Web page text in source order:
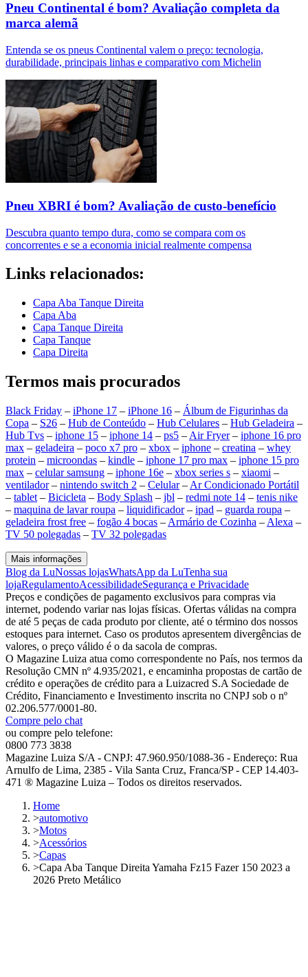
Pneu Continental é bom? Avaliação completa da
marca alemã
Entenda se os pneus Continental valem o preço: tecnologia,
durabilidade, principais linhas e comparativo com Michelin
Pneu XBRI é bom? Avaliação de custo-benefício
Descubra quanto tempo dura, como se compara com os
concorrentes e se a economia inicial realmente compensa
Links relacionados:
Capa Aba Tanque Direita
Capa Aba
Capa Tanque Direita
Capa Tanque
Capa Direita
Termos mais procurados
Black Friday – iPhone 17 – iPhone 16 – Álbum de Figurinhas da
Copa – S26 – Hub de Conteúdo – Hub Celulares – Hub Geladeira –
Hub Tvs – iphone 15 – iphone 14 – ps5 – Air Fryer– iphone 16 pro
max – geladeira – poco x7 pro – xbox – iphone – creatina – whey
protein – microondas – kindle – iphone 17 pro max – iphone 15 pro
max – celular samsung – iphone 16e – xbox series s – xiaomi –
ventilador– nintendo switch 2 – Celular– Ar Condicionado Portátil
– tablet – Bicicleta – Body Splash – jbl – redmi note 14 – tenis nike
– maquina de lavar roupa – liquidificador– ipad – guarda roupa –
geladeira frost free – fogão 4 bocas – Armário de Cozinha – Alexa –
TV 50 polegadas – TV 32 polegadas
Mais informações
Blog da LuNossas lojasWhatsApp da LuTenha sua
lojaRegulamentoAcessibilidadeSegurança e Privacidade
Preços e condições de pagamento exclusivos para compras via
internet, podendo variar nas lojas físicas. Ofertas válidas na compra
de até 5 peças de cada produto por cliente, até o término dos nossos
estoques para internet. Caso os produtos apresentem divergências de
valores, o preço válido é o da sacola de compras.
O Magazine Luiza atua como correspondente no País, nos termos da
Resolução CMN nº 4.935/2021, e encaminha propostas de cartão de
crédito e operações de crédito para a Luizacred S.A Sociedade de
Crédito, Financiamento e Investimento inscrita no CNPJ sob o nº
02.206.577/0001-80.
Compre pelo chat
ou compre pelo telefone:
0800 773 3838
Magazine Luiza S/A - CNPJ: 47.960.950/1088-36 - Endereço: Rua
Arnulfo de Lima, 2385 - Vila Santa Cruz, Franca/SP - CEP 14.403-
471 ® Magazine Luiza – Todos os direitos reservados.
Home
>automotivo
>Motos
>Acessórios
>Capas
>Capa Aba Tanque Direita Yamaha Fz15 Fazer 150 2023 a
2026 Preto Metálico